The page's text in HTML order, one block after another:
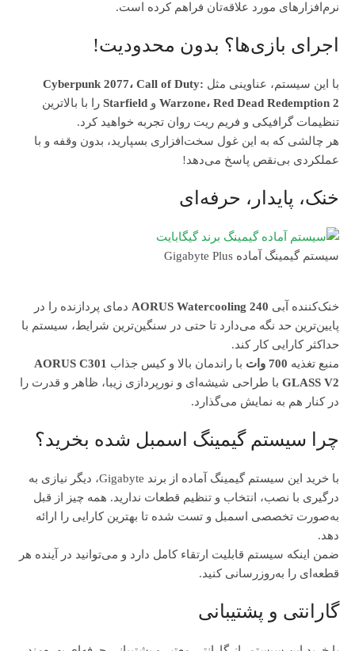
نرم‌افزارهای مورد علاقه‌تان فراهم کرده است.
اجرای بازی‌ها؟ بدون محدودیت!
با این سیستم، عناوینی مثل Cyberpunk 2077، Call of Duty:
Warzone، Red Dead Redemption 2 و Starfield را با بالاترین
تنظیمات گرافیکی و فریم ریت روان تجربه خواهید کرد.
هر چالشی که به این غول سخت‌افزاری بسپارید، بدون وقفه و با
عملکردی بی‌نقص پاسخ می‌دهد!
خنک، پایدار، حرفه‌ای
سیستم گیمینگ آماده Gigabyte Plus
خنک‌کننده آبی AORUS Watercooling 240 دمای پردازنده را در
پایین‌ترین حد نگه می‌دارد تا حتی در سنگین‌ترین شرایط، سیستم با
حداکثر کارایی کار کند.
منبع تغذیه 700 وات با راندمان بالا و کیس جذاب AORUS C301
GLASS V2 با طراحی شیشه‌ای و نورپردازی زیبا، ظاهر و قدرت را
در کنار هم به نمایش می‌گذارد.
چرا سیستم گیمینگ اسمبل‌ شده بخرید؟
با خرید این سیستم گیمینگ آماده از برند Gigabyte، دیگر نیازی به
درگیری با نصب، انتخاب و تنظیم قطعات ندارید. همه چیز از قبل
به‌صورت تخصصی اسمبل و تست شده تا بهترین کارایی را ارائه
دهد.
ضمن اینکه سیستم قابلیت ارتقاء کامل دارد و می‌توانید در آینده هر
قطعه‌ای را به‌روزرسانی کنید.
گارانتی و پشتیبانی